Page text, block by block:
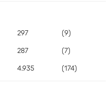
297
287
4.935
(9)
(7)
(174)